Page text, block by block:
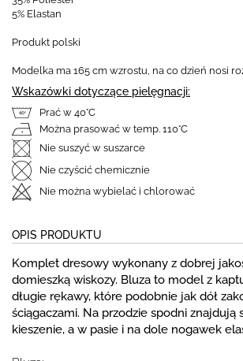
5% Elastan
Produkt polski
Modelka ma 165 cm wzrostu, na co dzień nosi
Wskazówki dotyczące pielęgnacji:
Prać w 40°C
Można prasować w temp. 110°C
Nie suszyć w suszarce
Nie czyścić chemicznie
Nie można wybielać i chlorować
OPIS PRODUKTU
Komplet dresowy wykonany z dobrej
domieszką wiskozy. Bluza to model z
długie rękawy, które podobnie jak dół
ściągaczami. Na przodzie spodni znajdują
kieszenie, a w pasie i na dole nogawek